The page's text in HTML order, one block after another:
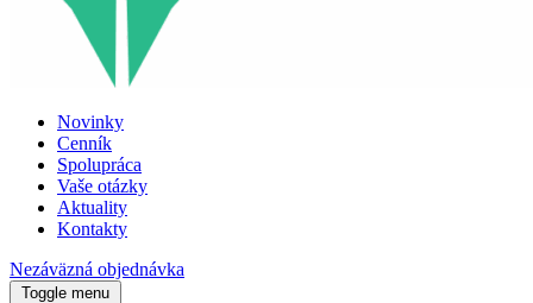
Novinky
Cenník
Spolupráca
Vaše otázky
Aktuality
Kontakty
Nezáväzná objednávka
Toggle menu